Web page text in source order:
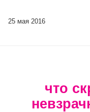
25 мая 2016
что